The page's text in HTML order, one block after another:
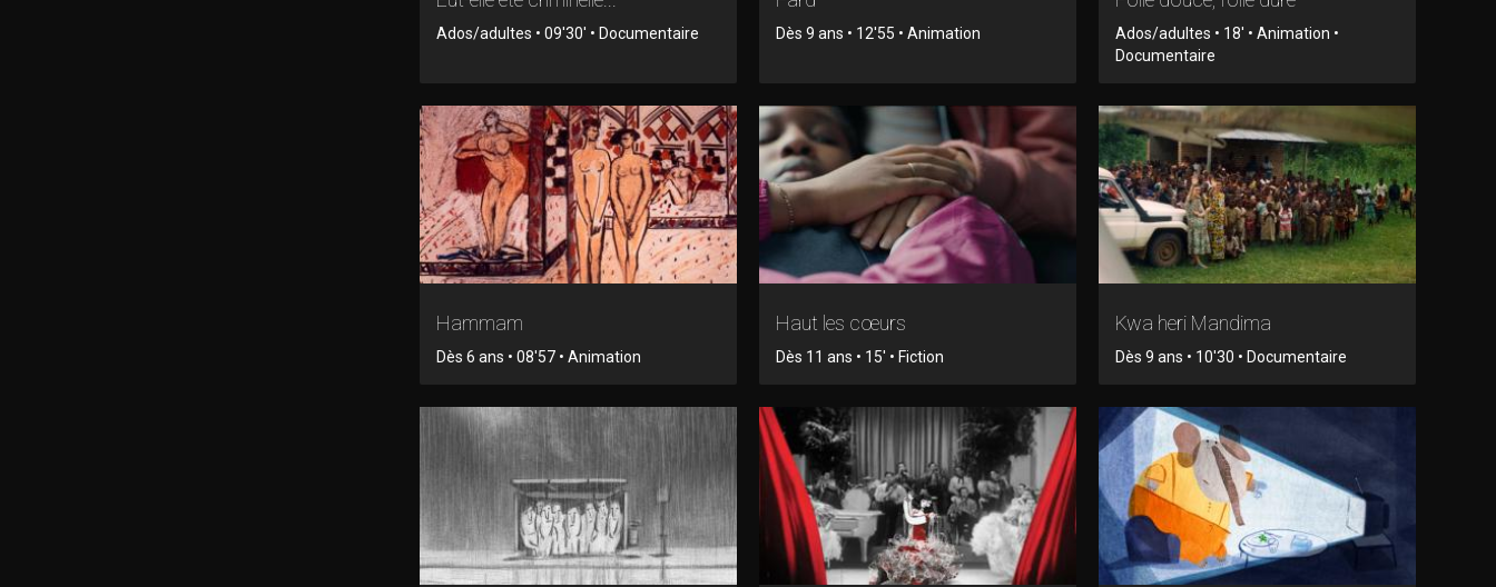
Ados/adultes • 09'30' • Documentaire Dès 9 ans • 12'55 • Animation
Ados/adultes • 18' • Animation •
Documentaire
Hammam
Dès 6 ans • 08'57 • Animation
Haut les cœurs
Dès 11 ans • 15' • Fiction
Kwa heri Mandima
Dès 9 ans • 10'30 • Documentaire